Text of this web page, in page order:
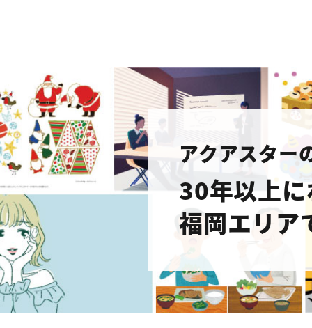
アクアスター
30年以上
福岡エリア